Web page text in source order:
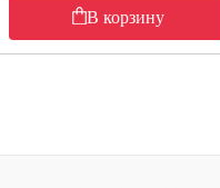
В корзину